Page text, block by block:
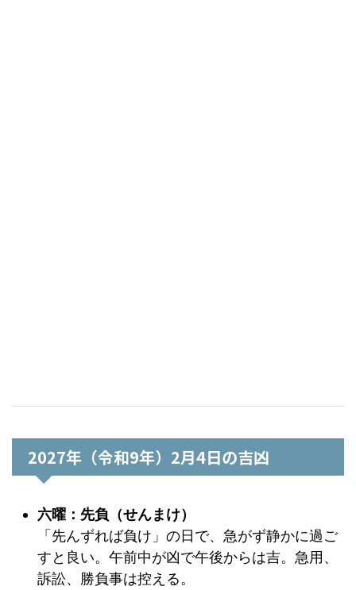
2027年（令和9年）2月4日の吉凶
六曜：先負（せんまけ）
「先んずれば負け」の日で、急がず静かに過ご
すと良い。午前中が凶で午後からは吉。急用、
訴訟、勝負事は控える。